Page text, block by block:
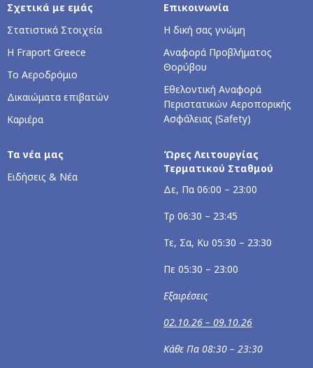
Σχετικά με εμάς
Στατιστικά Στοιχεία
Η Fraport Greece
Το Αεροδρόμιο
Δικαιώματα επιβατών
Καριέρα
Επικοινωνία
Η δική σας γνώμη
Αναφορά Προβλήματος
Θορύβου
Εθελοντική Αναφορά
Περιστατικών Αεροπορικής
Ασφάλειας (Safety)
Τα νέα μας
Ειδήσεις & Νέα
Ώρες Λειτουργίας
Τερματικού Σταθμού
Δε, Πα 06:00 – 23:00
Τρ 06:30 – 23:45
Τε, Σα, Κυ 05:30 – 23:30
Πε 05:30 – 23:00
Εξαιρέσεις
02.10.26 – 09.10.26
Κάθε Πα 08:30 – 23:30